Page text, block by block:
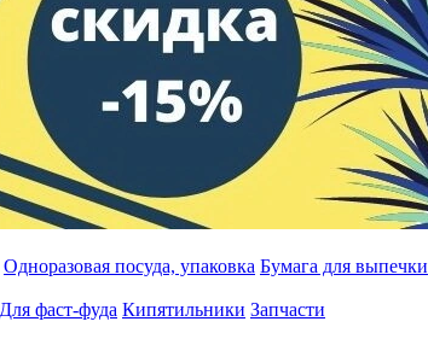
Одноразовая посуда, упаковка Бумага для выпечки
Для фаст-фуда Кипятильники Запчасти